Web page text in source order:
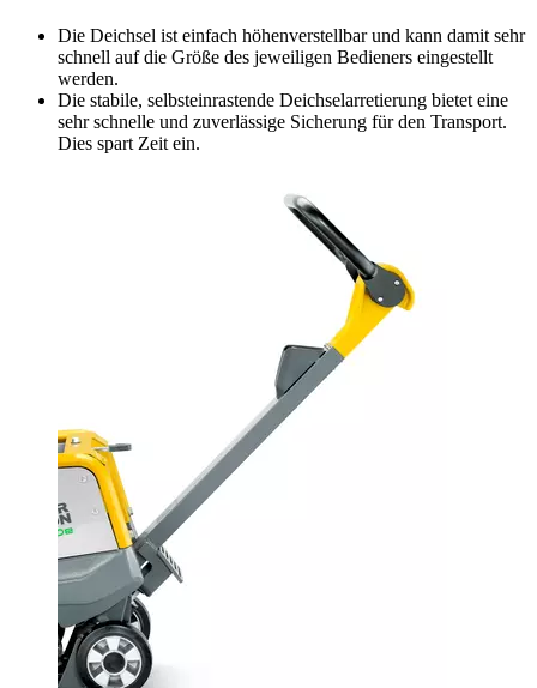
Die Deichsel ist einfach höhenverstellbar und kann damit sehr
schnell auf die Größe des jeweiligen Bedieners eingestellt
werden.
Die stabile, selbsteinrastende Deichselarretierung bietet eine
sehr schnelle und zuverlässige Sicherung für den Transport.
Dies spart Zeit ein.